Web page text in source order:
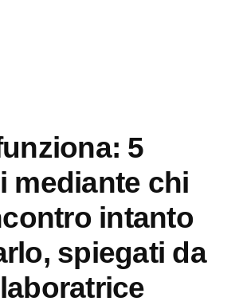
5
mediante chi
intanto
spiegati da